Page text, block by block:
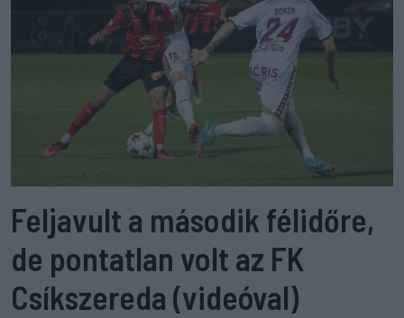
Feljavult a második félidőre,
de pontatlan volt az FK
Csíkszereda (videóval)